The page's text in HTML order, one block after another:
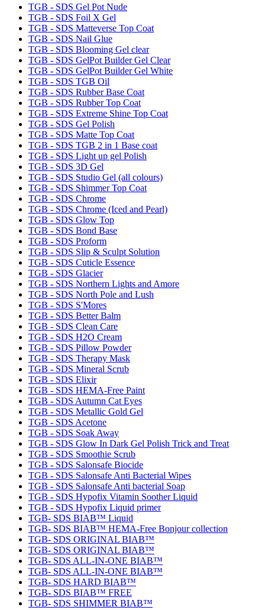
TGB - SDS Gel Pot Nude
TGB - SDS Foil X Gel
TGB - SDS Matteverse Top Coat
TGB - SDS Nail Glue
TGB - SDS Blooming Gel clear
TGB - SDS GelPot Builder Gel Clear
TGB - SDS GelPot Builder Gel White
TGB - SDS TGB Oil
TGB - SDS Rubber Base Coat
TGB - SDS Rubber Top Coat
TGB - SDS Extreme Shine Top Coat
TGB - SDS Gel Polish
TGB - SDS Matte Top Coat
TGB - SDS TGB 2 in 1 Base coat
TGB - SDS Light up gel Polish
TGB - SDS 3D Gel
TGB - SDS Studio Gel (all colours)
TGB - SDS Shimmer Top Coat
TGB - SDS Chrome
TGB - SDS Chrome (Iced and Pearl)
TGB - SDS Glow Top
TGB - SDS Bond Base
TGB - SDS Proform
TGB - SDS Slip & Sculpt Solution
TGB - SDS Cuticle Essence
TGB - SDS Glacier
TGB - SDS Northern Lights and Amore
TGB - SDS North Pole and Lush
TGB - SDS S'Mores
TGB - SDS Better Balm
TGB - SDS Clean Care
TGB - SDS H2O Cream
TGB - SDS Pillow Powder
TGB - SDS Therapy Mask
TGB - SDS Mineral Scrub
TGB - SDS Elixir
TGB - SDS HEMA-Free Paint
TGB - SDS Autumn Cat Eyes
TGB - SDS Metallic Gold Gel
TGB - SDS Acetone
TGB - SDS Soak Away
TGB - SDS Glow In Dark Gel Polish Trick and Treat
TGB - SDS Smoothie Scrub
TGB - SDS Salonsafe Biocide
TGB - SDS Salonsafe Anti Bacterial Wipes
TGB - SDS Salonsafe Anti bacterial Soap
TGB - SDS Hypofix Vitamin Soother Liquid
TGB - SDS Hypofix Liquid primer
TGB- SDS BIAB™ Liquid
TGB- SDS BIAB™ HEMA-Free Bonjour collection
TGB- SDS ORIGINAL BIAB™
TGB- SDS ORIGINAL BIAB™
TGB- SDS ALL-IN-ONE BIAB™
TGB- SDS ALL-IN-ONE BIAB™
TGB- SDS HARD BIAB™
TGB- SDS BIAB™ FREE
TGB- SDS SHIMMER BIAB™